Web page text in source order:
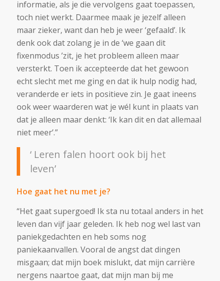
informatie, als je die vervolgens gaat toepassen,
toch niet werkt. Daarmee maak je jezelf alleen
maar zieker, want dan heb je weer ‘gefaald’. Ik
denk ook dat zolang je in de ‘we gaan dit
fixenmodus ’zit, je het probleem alleen maar
versterkt. Toen ik accepteerde dat het gewoon
echt slecht met me ging en dat ik hulp nodig had,
veranderde er iets in positieve zin. Je gaat ineens
ook weer waarderen wat je wél kunt in plaats van
dat je alleen maar denkt: ‘Ik kan dit en dat allemaal
niet meer’.”
‘ Leren falen hoort ook bij het
leven’
Hoe gaat het nu met je?
“Het gaat supergoed! Ik sta nu totaal anders in het
leven dan vijf jaar geleden. Ik heb nog wel last van
paniekgedachten en heb soms nog
paniekaanvallen. Vooral de angst dat dingen
misgaan; dat mijn boek mislukt, dat mijn carrière
nergens naartoe gaat, dat mijn man bij me